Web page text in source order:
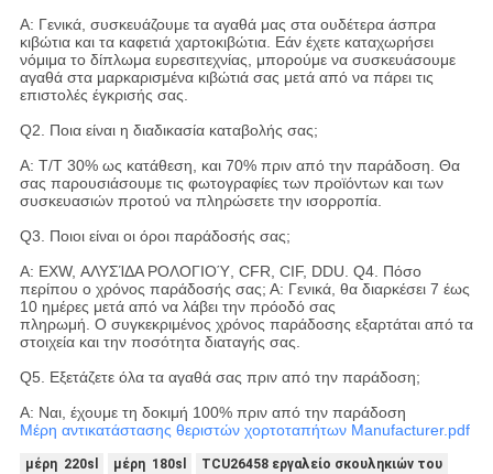
Α: Γενικά, συσκευάζουμε τα αγαθά μας στα ουδέτερα άσπρα
κιβώτια και τα καφετιά χαρτοκιβώτια. Εάν έχετε καταχωρήσει
νόμιμα το δίπλωμα ευρεσιτεχνίας, μπορούμε να συσκευάσουμε
αγαθά στα μαρκαρισμένα κιβώτιά σας μετά από να πάρει τις
επιστολές έγκρισής σας.
Q2. Ποια είναι η διαδικασία καταβολής σας;
Α: T/T 30% ως κατάθεση, και 70% πριν από την παράδοση. Θα
σας παρουσιάσουμε τις φωτογραφίες των προϊόντων και των
συσκευασιών προτού να πληρώσετε την ισορροπία.
Q3. Ποιοι είναι οι όροι παράδοσής σας;
Α: EXW, ΑΛΥΣΊΔΑ ΡΟΛΟΓΙΟΎ, CFR, CIF, DDU. Q4. Πόσο
περίπου ο χρόνος παράδοσής σας; Α: Γενικά, θα διαρκέσει 7 έως
10 ημέρες μετά από να λάβει την πρόοδό σας
πληρωμή. Ο συγκεκριμένος χρόνος παράδοσης εξαρτάται από τα
στοιχεία και την ποσότητα διαταγής σας.
Q5. Εξετάζετε όλα τα αγαθά σας πριν από την παράδοση;
Α: Ναι, έχουμε τη δοκιμή 100% πριν από την παράδοση
Μέρη αντικατάστασης θεριστών χορτοταπήτων Manufacturer.pdf
μέρη 220sl μέρη 180sl TCU26458 εργαλείο σκουληκιών του